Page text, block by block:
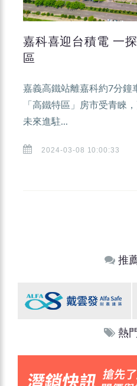
嘉科喜迎台積電 一
區
嘉義高鐵站離嘉科約7分鐘
「高鐵特區」房市受青睞
未來進駐...
2024-03-08 10:00:33
推
熱